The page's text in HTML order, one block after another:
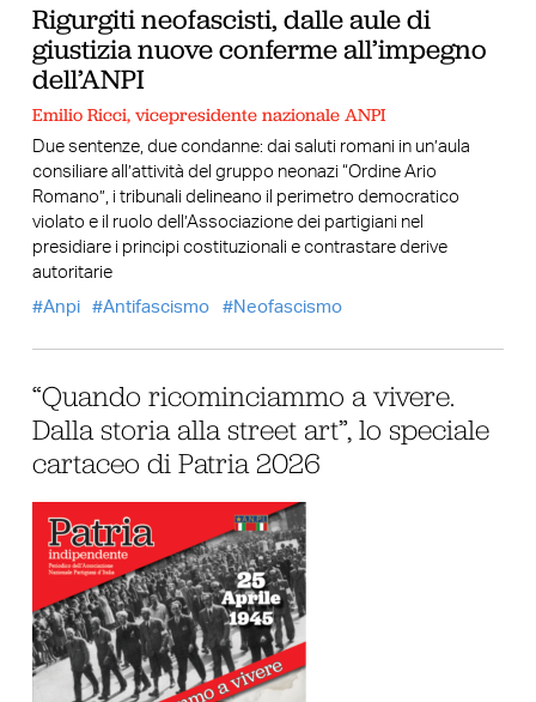
Rigurgiti neofascisti, dalle aule di
giustizia nuove conferme all’impegno
dell’ANPI
Emilio Ricci, vicepresidente nazionale ANPI
Due sentenze, due condanne: dai saluti romani in un’aula
consiliare all’attività del gruppo neonazi “Ordine Ario
Romano”, i tribunali delineano il perimetro democratico
violato e il ruolo dell’Associazione dei partigiani nel
presidiare i principi costituzionali e contrastare derive
autoritarie
Anpi
Antifascismo Neofascismo
“Quando ricominciammo a vivere.
Dalla storia alla street art”, lo speciale
cartaceo di Patria 2026